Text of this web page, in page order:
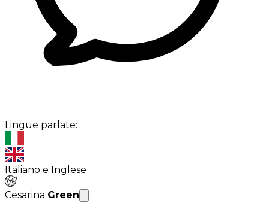
Lingue parlate:
Italiano e Inglese
Cesarina Green